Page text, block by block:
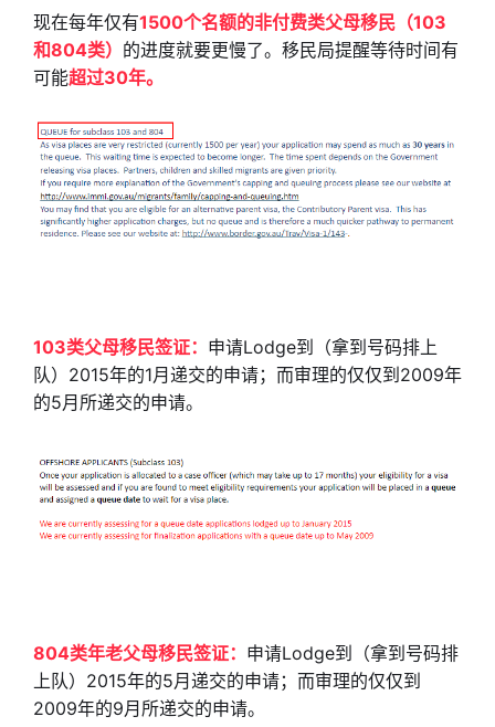
现在每年仅有1500个名额的非付费类父母移民（103
和804类） 的进度就要更慢了。移民局提醒等待时间有
可能超过30年。
103类父母移民签证： 申请Lodge到（拿到号码排上
队）2015年的1月递交的申请；而审理的仅仅到2009年
的5月所递交的申请。
804类年老父母移民签证： 申请Lodge到（拿到号码排
上队）2015年的5月递交的申请；而审理的仅仅到
2009年的9月所递交的申请。